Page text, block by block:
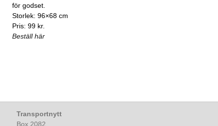
för godset.
Storlek: 96×68 cm
Pris: 99 kr.
Beställ här
Transportnytt
Box 2082